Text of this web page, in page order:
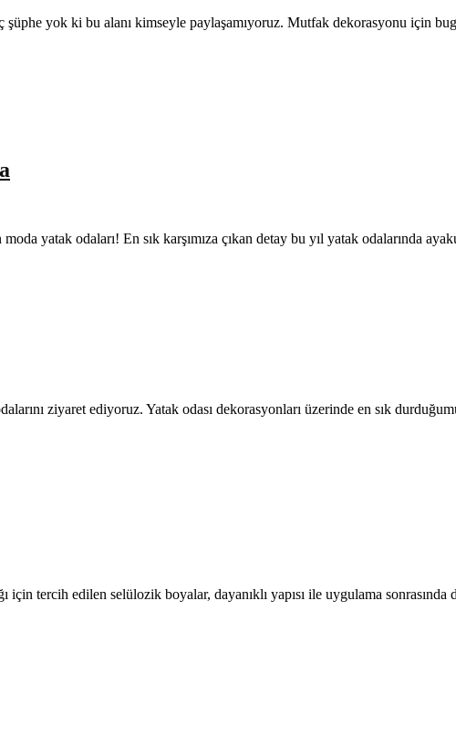
yok ki bu alanı kimseyle paylaşamıyoruz. Mutfak dekorasyonu için
yatak odaları! En sık karşımıza çıkan detay bu yıl yatak odalarında
ziyaret ediyoruz. Yatak odası dekorasyonları üzerinde en sık
için tercih edilen selülozik boyalar, dayanıklı yapısı ile uygulama